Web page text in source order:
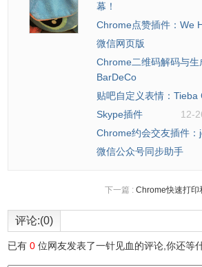
幕！
Chrome点赞插件：We
微信网页版
Chrome二维码解码与生
BarDeCo
贴吧自定义表情：Tieba
Skype插件
12-
Chrome约会交友插件：
微信公众号同步助手
下一篇 : Chrome快速打印
评论:(0)
已有0 位网友发表了一针见血的评论,你还等